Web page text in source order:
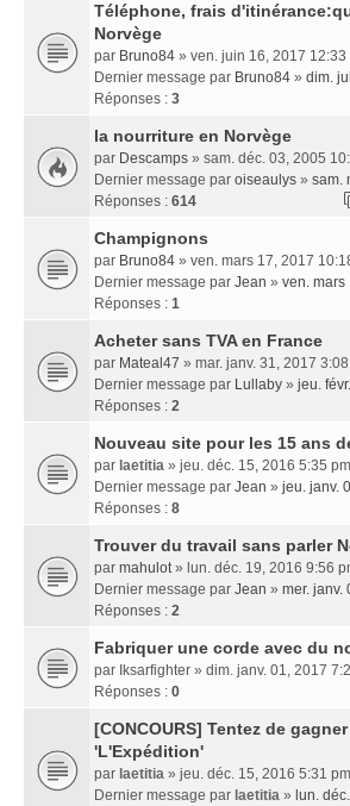
Téléphone, frais
Norvège
par Bruno84 » ven. juin 16, 2017 12:33
Dernier message par Bruno84 » dim.
Réponses : 3
la nourriture en Norvège
par Descamps » sam. déc. 03, 2005
Dernier message par oiseaulys » sam.
Réponses : 614
Champignons
par Bruno84 » ven. mars 17, 2017
Dernier message par Jean » ven. mars
Réponses : 1
Acheter sans TVA en France
par Mateal47 » mar. janv. 31, 2017
Dernier message par Lullaby » jeu.
Réponses : 2
Nouveau site pour les 15 ans
par laetitia » jeu. déc. 15, 2016 5:35 pm
Dernier message par Jean » jeu. janv.
Réponses : 8
Trouver du travail sans parler
par mahulot» lun. déc. 19, 2016 9:56
Dernier message par Jean » mer. janv.
Réponses : 2
Fabriquer une corde avec du
par Iksarfighter » dim. janv. 01, 2017
Réponses : 0
[CONCOURS] Tentez de
'L'Expédition'
par laetitia » jeu. déc. 15, 2016 5:31 pm
Dernier message par laetitia » lun.